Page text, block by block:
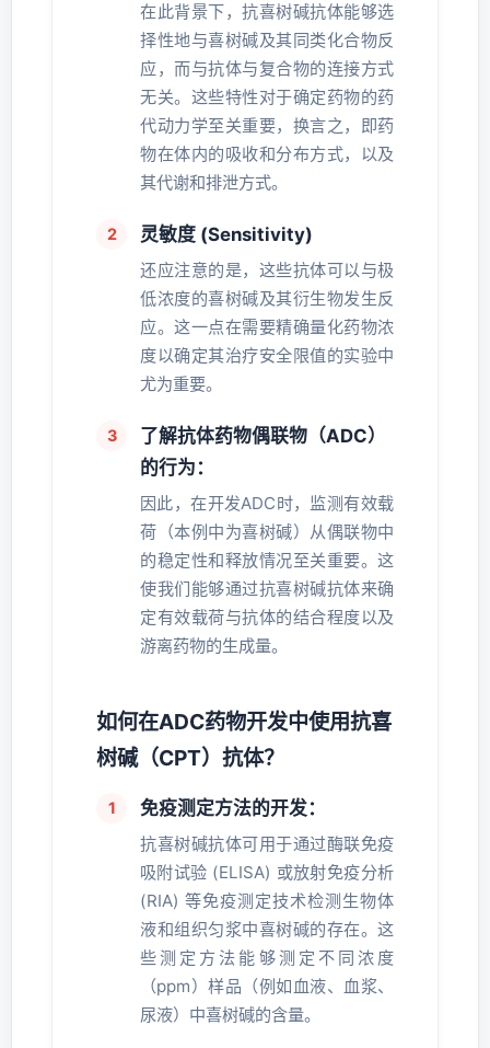
在此背景下，抗喜树碱抗体能够选
择性地与喜树碱及其同类化合物反
应，而与抗体与复合物的连接方式
无关。这些特性对于确定药物的药
代动力学至关重要，换言之，即药
物在体内的吸收和分布方式，以及
其代谢和排泄方式。
灵敏度 (Sensitivity)
还应注意的是，这些抗体可以与极
低浓度的喜树碱及其衍生物发生反
应。这一点在需要精确量化药物浓
度以确定其治疗安全限值的实验中
尤为重要。
了解抗体药物偶联物（ADC）
的行为：
因此，在开发ADC时，监测有效载
荷（本例中为喜树碱）从偶联物中
的稳定性和释放情况至关重要。这
使我们能够通过抗喜树碱抗体来确
定有效载荷与抗体的结合程度以及
游离药物的生成量。
如何在ADC药物开发中使用抗喜
树碱（CPT）抗体？
免疫测定方法的开发：
抗喜树碱抗体可用于通过酶联免疫
吸附试验 (ELISA) 或放射免疫分析
(RIA) 等免疫测定技术检测生物体
液和组织匀浆中喜树碱的存在。这
些测定方法能够测定不同浓度
（ppm）样品（例如血液、血浆、
尿液）中喜树碱的含量。